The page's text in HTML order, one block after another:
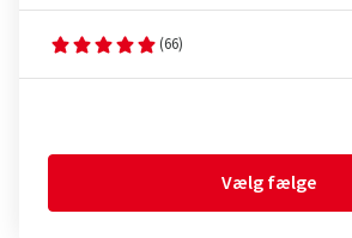
(66)
Vælg fælge